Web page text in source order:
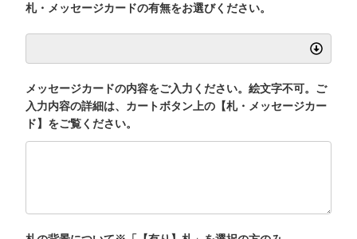
札・メッセージカードの有無をお選びください。
メッセージカードの内容をご入力ください。絵文字不可。ご
入力内容の詳細は、カートボタン上の【札・メッセージカー
ド】をご覧ください。